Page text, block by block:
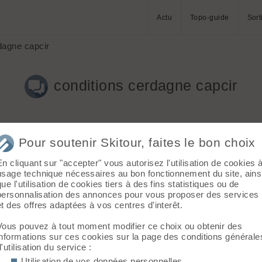
Actu Topo-guide
capcir
conditions cerdagne capcir
possibles en Cerdagne ou Capcir ? Je prévois deux
,descendre vers Nuria;au départ de la station de
Pour soutenir Skitour, faites le bon choix
cliquant sur "accepter" vous autorisez l'utilisation de cookies à
technique nécessaires au bon fonctionnement du site,
l'utilisation de cookies tiers à des fins statistiques ou de
des annonces pour vous proposer des services
des offres adaptées à vos centres d'interêt.
pouvez à tout moment modifier ce choix ou obtenir des
sur ces cookies sur la page des conditions
du service :